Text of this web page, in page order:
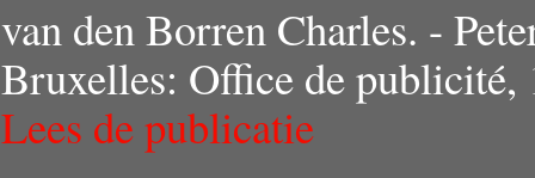
van den Borren Charles. -
Bruxelles: Office de publicité,
Lees de publicatie